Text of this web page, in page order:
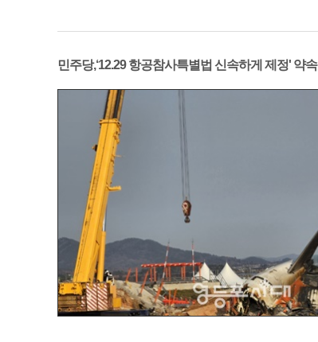
민주당,‘12.29 항공참사특별법 신속하게 제정' 약속